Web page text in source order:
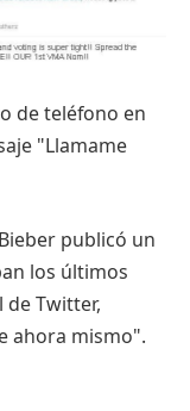
de teléfono en
"Llamame
publicó un
los últimos
de Twitter,
ahora mismo".